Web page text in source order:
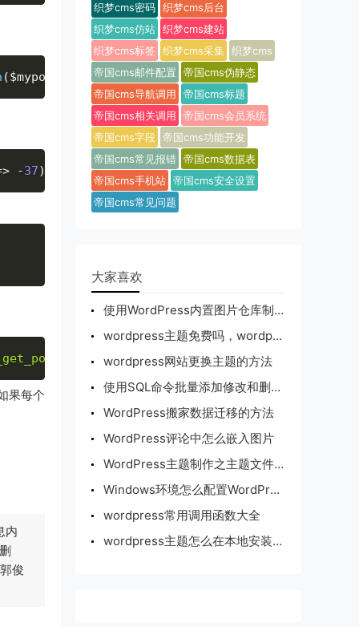
($myposts $post) :?>
> -37)
> 10 );
果每个
内
俊
织梦cms密码 织梦cms后台
织梦cms仿站 织梦cms建站
织梦cms标签 织梦cms采集
织梦cms
帝国cms邮件配置
帝国cms伪静态
帝国cms导航调用
帝国cms标题
帝国cms相关调用
帝国cms会员系统
帝国cms字段 帝国cms功能开发
帝国cms常见报错 帝国cms数据表
帝国cms手机站 帝国cms安全设置
帝国cms常见问题
大家喜欢
使用WordPress内置图片仓库制作缩略图的方法
wordpress主题免费吗，wordpress有哪些免费主题
wordpress网站更换主题的方法
使用SQL命令批量添加修改和删除WordPress自定义字段的方法
WordPress搬家数据迁移的方法
WordPress评论中怎么嵌入图片
WordPress主题制作之主题文件构成介绍
Windows环境怎么配置WordPress
wordpress常用调用函数大全
wordpress主题怎么在本地安装，本地安装wordpress主题的方法